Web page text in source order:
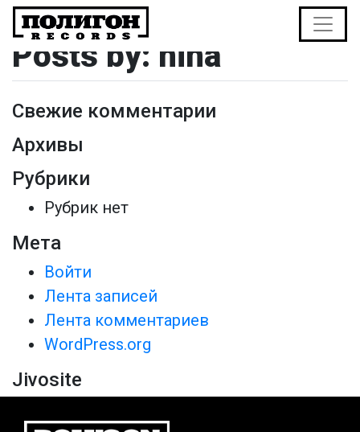
Posts by: nina
Свежие комментарии
Архивы
Рубрики
Рубрик нет
Мета
Войти
Лента записей
Лента комментариев
WordPress.org
Jivosite